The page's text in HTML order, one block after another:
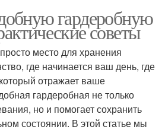
гардеробную
советы
место для хранения
где начинается ваш день, где
отражает ваше
гардеробная не только
но и помогает сохранить
состоянии. В этой статье мы